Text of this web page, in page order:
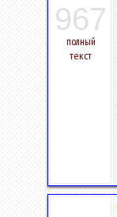
967
полный
текст